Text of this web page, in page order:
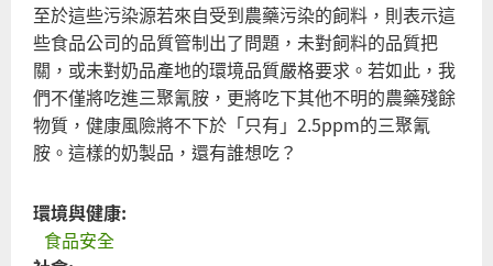
至於這些污染源若來自受到農藥污染的飼料，則表示這
些食品公司的品質管制出了問題，未對飼料的品質把
關，或未對奶品產地的環境品質嚴格要求。若如此，我
們不僅將吃進三聚氰胺，更將吃下其他不明的農藥殘餘
物質，健康風險將不下於「只有」2.5ppm的三聚氰
胺。這樣的奶製品，還有誰想吃？
環境與健康:
食品安全